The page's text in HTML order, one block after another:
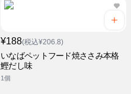
¥188(税込¥206.8)
いなばペットフード焼ささみ本格
鰹だし味
1個